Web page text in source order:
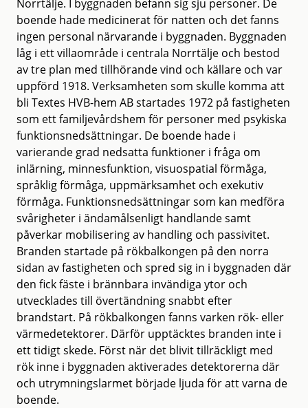
Norrtälje. I byggnaden befann sig sju personer. De
boende hade medicinerat för natten och det fanns
ingen personal närvarande i byggnaden. Byggnaden
låg i ett villaområde i centrala Norrtälje och bestod
av tre plan med tillhörande vind och källare och var
uppförd 1918. Verksamheten som skulle komma att
bli Textes HVB-hem AB startades 1972 på fastigheten
som ett familjevårdshem för personer med psykiska
funktionsnedsättningar. De boende hade i
varierande grad nedsatta funktioner i fråga om
inlärning, minnesfunktion, visuospatial förmåga,
språklig förmåga, uppmärksamhet och exekutiv
förmåga. Funktionsnedsättningar som kan medföra
svårigheter i ändamålsenligt handlande samt
påverkar mobilisering av handling och passivitet.
Branden startade på rökbalkongen på den norra
sidan av fastigheten och spred sig in i byggnaden där
den fick fäste i brännbara invändiga ytor och
utvecklades till övertändning snabbt efter
brandstart. På rökbalkongen fanns varken rök- eller
värmedetektorer. Därför upptäcktes branden inte i
ett tidigt skede. Först när det blivit tillräckligt med
rök inne i byggnaden aktiverades detektorerna där
och utrymningslarmet började ljuda för att varna de
boende.